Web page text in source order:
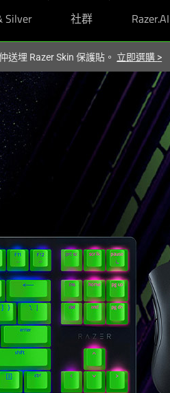
Silver 社群 Razer.AI
送埋 Razer Skin 保護貼。 立即選購 >